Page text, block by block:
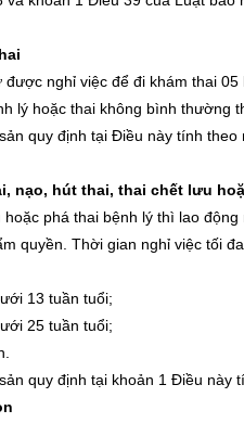
nghỉ việc để đi khám thai
lý hoặc thai không bình thường
quy định tại Điều này tính
nạo, hút thai, thai chết lưu
phá thai bệnh lý thì lao
quyền. Thời gian nghỉ việc tối
13 tuần tuổi;
25 tuần tuổi;
quy định tại khoản 1 Điều này